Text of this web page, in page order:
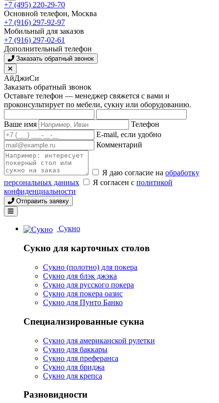
+7 (495) 220-29-70
Основной телефон, Москва
+7 (916) 297-92-97
Мобильный для заказов
+7 (916) 297-02-61
Дополнительный телефон
Заказать обратный звонок
АйДжиСи
Заказать обратный звонок
Оставьте телефон — менеджер свяжется с вами и
проконсультирует по мебели, сукну или оборудованию.
Ваше имя
Телефон
E-mail, если удобно
Комментарий
Я даю согласие на обработку
персональных данных
Я согласен с политикой
конфиденциальности
Отправить заявку
Сукно
Сукно для карточных столов
Сукно (полотно) для покера
Сукно для блэк джэка
Сукно для русского покера
Сукно для покера оазис
Сукно для Пунто Банко
Специализированные сукна
Сукно для американской рулетки
Сукно для баккары
Сукно для преферанса
Сукно для бриджа
Сукно для крепса
Разновидности